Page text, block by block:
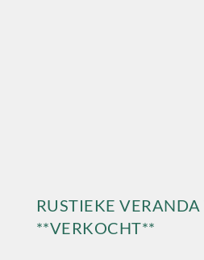
RUSTIEKE
**VERKOCHT**